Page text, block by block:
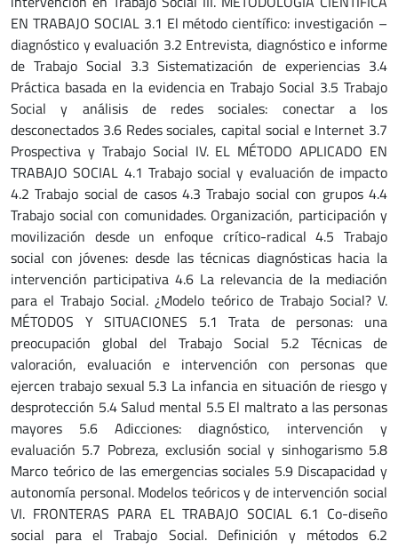
EN TRABAJO SOCIAL 3.1 El método científico: investigación –
diagnóstico y evaluación 3.2 Entrevista, diagnóstico e informe
de Trabajo Social 3.3 Sistematización de experiencias 3.4
Práctica basada en la evidencia en Trabajo Social 3.5 Trabajo
Social y análisis de redes sociales: conectar a los
desconectados 3.6 Redes sociales, capital social e Internet 3.7
Prospectiva y Trabajo Social IV. EL MÉTODO APLICADO EN
TRABAJO SOCIAL 4.1 Trabajo social y evaluación de impacto
4.2 Trabajo social de casos 4.3 Trabajo social con grupos 4.4
Trabajo social con comunidades. Organización, participación y
movilización desde un enfoque crítico-radical 4.5 Trabajo
social con jóvenes: desde las técnicas diagnósticas hacia la
intervención participativa 4.6 La relevancia de la mediación
para el Trabajo Social. ¿Modelo teórico de Trabajo Social? V.
MÉTODOS Y SITUACIONES 5.1 Trata de personas: una
preocupación global del Trabajo Social 5.2 Técnicas de
valoración, evaluación e intervención con personas que
ejercen trabajo sexual 5.3 La infancia en situación de riesgo y
desprotección 5.4 Salud mental 5.5 El maltrato a las personas
mayores 5.6 Adicciones: diagnóstico, intervención y
evaluación 5.7 Pobreza, exclusión social y sinhogarismo 5.8
Marco teórico de las emergencias sociales 5.9 Discapacidad y
autonomía personal. Modelos teóricos y de intervención social
VI. FRONTERAS PARA EL TRABAJO SOCIAL 6.1 Co-diseño
social para el Trabajo Social. Definición y métodos 6.2